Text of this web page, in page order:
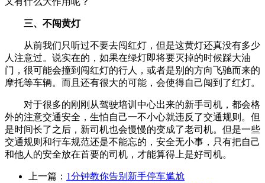
三、不闯黄灯
从前我们只听过不要去闯红灯，但是这黄灯还真没有多少
人注意过。说实在的，如果在绿灯即将要灭掉的时候踩大油
门，很可能会撞到闯红灯的行人，或者是别的方向飞驰而来的
摩托等车辆。而且还有很大的可能，会使得自己闯到了红灯。
对于很多的刚刚从驾驶培训中心出来的新手司机，都会格
外的注意交通安全，生怕自己一不小心就违反了交通规则。但
是时间长了之后，新司机也会慢慢的变成了老司机。但是一些
交通规则和行车规范还是不能忘的，安全无小事，只有把自己
和他人的安全放在首要的司机，才能算得上是好司机。
上一篇： 1分钟教你告别新手停车尴尬